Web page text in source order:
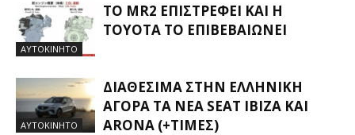
ΑΥΤΟΚΙΝΗΤΟ
ΤΟ MR2 ΕΠΙΣΤΡΈΦΕΙ ΚΑΙ Η
TOYOTA ΤΟ ΕΠΙΒΕΒΑΙΏΝΕΙ
ΑΥΤΟΚΙΝΗΤΟ
ΔΙΑΘΈΣΙΜΑ ΣΤΗΝ ΕΛΛΗΝΙΚΉ
ΑΓΟΡΆ ΤΑ ΝΈΑ SEAT IBIZA ΚΑΙ
ARONA (+ΤΙΜΈΣ)